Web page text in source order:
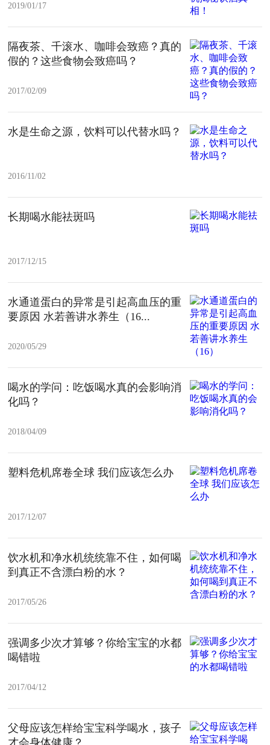
2019/01/17
隔夜茶、千滚水、咖啡会致癌？真的
假的？这些食物会致癌吗？
2017/02/09
水是生命之源，饮料可以代替水吗？
2016/11/02
长期喝水能祛斑吗
2017/12/15
水通道蛋白的异常是引起高血压的重
要原因 水若善讲水养生（16...
2020/05/29
喝水的学问：吃饭喝水真的会影响消
化吗？
2018/04/09
塑料危机席卷全球 我们应该怎么办
2017/12/07
饮水机和净水机统统靠不住，如何喝
到真正不含漂白粉的水？
2017/05/26
强调多少次才算够？你给宝宝的水都
喝错啦
2017/04/12
父母应该怎样给宝宝科学喝水，孩子
才会身体健康？